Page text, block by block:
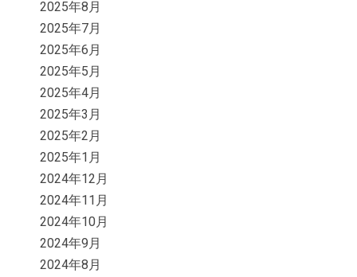
2025年8月
2025年7月
2025年6月
2025年5月
2025年4月
2025年3月
2025年2月
2025年1月
2024年12月
2024年11月
2024年10月
2024年9月
2024年8月